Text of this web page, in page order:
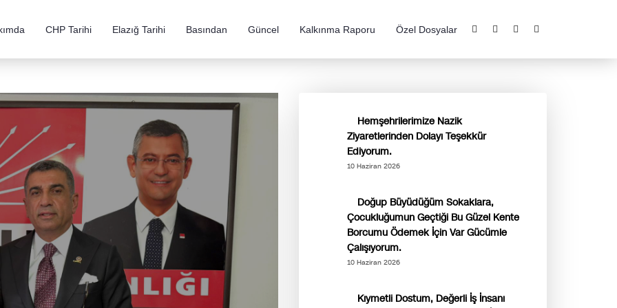
CHP Tarihi Elazığ Tarihi Basından Güncel Kalkınma Raporu Özel Dosyalar
Hemşehrilerimize Nazik
Ziyaretlerinden Dolayı Teşekkür
Ediyorum.
10 Haziran 2026
Doğup Büyüdüğüm Sokaklara,
Çocukluğumun Geçtiği Bu Güzel Kente
Borcumu Ödemek İçin Var Gücümle
Çalışıyorum.
10 Haziran 2026
Kıymetli Dostum, Değerli İş İnsanı